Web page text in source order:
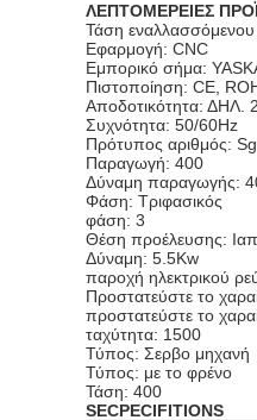
ΛΕΠΤΟΜΕΡΕΙΕΣ
Τάση
Εφαρμογή: CNC
Εμπορικό σήμα:
Πιστοποίηση: CE,
Αποδοτικότητα: ΔΗΛ. 2
Συχνότητα: 50/60Hz
Πρότυπος αριθμός:
Παραγωγή: 400
Δύναμη παραγωγής:
Φάση: Τριφασικός
φάση: 3
Θέση προέλευσης:
Δύναμη: 5.5Kw
παροχή ηλεκτρικού
Προστατεύστε το
προστατεύστε το
ταχύτητα: 1500
Τύπος: Σερβο μηχανή
Τύπος: με το φρένο
Τάση: 400
SECPECIFITIONS